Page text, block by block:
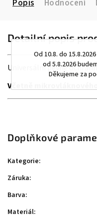
Od 10.8. do
od 5.8.2026
Děkujeme za
Popis Hodnocení
Detailní popis
Universální pevné
Včetně mikrovláknového
Doplňkové
Kategorie:
Záruka:
Barva:
Materiál: